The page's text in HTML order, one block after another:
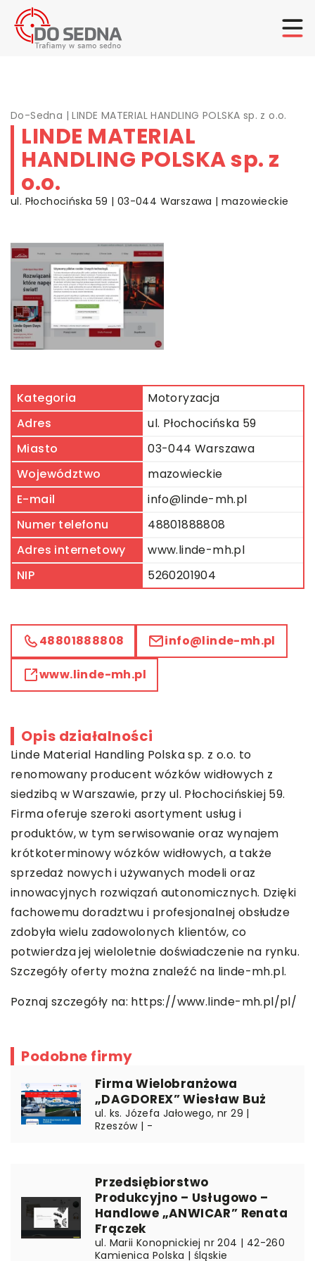
Do-Sedna |LINDE MATERIAL HANDLING POLSKA sp. z o.o.
LINDE MATERIAL
HANDLING POLSKA sp. z
o.o.
ul. Płochocińska 59 | 03-044 Warszawa | mazowieckie
Kategoria
Motoryzacja
Adres
ul. Płochocińska 59
Miasto
03-044 Warszawa
Województwo
mazowieckie
E-mail
info@linde-mh.pl
Numer telefonu
48801888808
Adres internetowy
www.linde-mh.pl
NIP
5260201904
48801888808 info@linde-mh.pl
www.linde-mh.pl
Opis działalności
Linde Material Handling Polska sp. z o.o. to
renomowany producent wózków widłowych z
siedzibą w Warszawie, przy ul. Płochocińskiej 59.
Firma oferuje szeroki asortyment usług i
produktów, w tym serwisowanie oraz wynajem
krótkoterminowy wózków widłowych, a także
sprzedaż nowych i używanych modeli oraz
innowacyjnych rozwiązań autonomicznych. Dzięki
fachowemu doradztwu i profesjonalnej obsłudze
zdobyła wielu zadowolonych klientów, co
potwierdza jej wieloletnie doświadczenie na rynku.
Szczegóły oferty można znaleźć na linde-mh.pl.
Poznaj szczegóły na: https://www.linde-mh.pl/pl/
Podobne firmy
Firma Wielobranżowa
„DAGDOREX” Wiesław Buż
ul. ks. Józefa Jałowego, nr 29 |
Rzeszów | -
Przedsiębiorstwo
Produkcyjno – Usługowo –
Handlowe „ANWICAR” Renata
Frączek
ul. Marii Konopnickiej nr 204 | 42-260
Kamienica Polska | śląskie